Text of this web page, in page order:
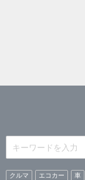
クルマ エコカー 車